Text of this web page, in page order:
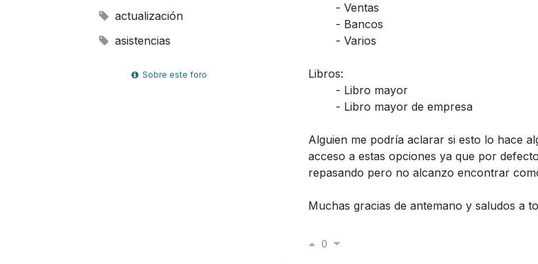
actualización
asistencias
Sobre este foro
​- Ventas
​- Bancos
​- Varios
Libros:
​- Libro mayor
​- Libro mayor de empresa
Alguien me podría aclarar si esto lo hace
acceso a estas opciones ya que por
repasando pero no alcanzo encontrar
Muchas gracias de antemano y saludos a
0